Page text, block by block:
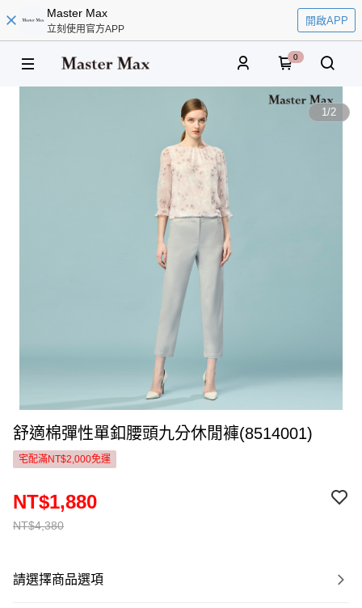
Master Max
立刻使用官方APP
開啟APP
0
1/2
舒適棉彈性單釦腰頭九分休閒褲(8514001)
宅配滿NT$2,000免運
NT$4,380
NT$1,880
請選擇商品選項